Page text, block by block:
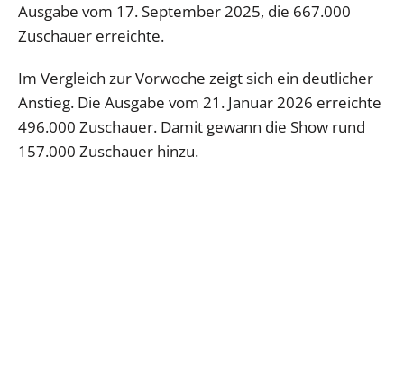
Ausgabe vom 17. September 2025, die 667.000
Zuschauer erreichte.
Im Vergleich zur Vorwoche zeigt sich ein deutlicher
Anstieg. Die Ausgabe vom 21. Januar 2026 erreichte
496.000 Zuschauer. Damit gewann die Show rund
157.000 Zuschauer hinzu.